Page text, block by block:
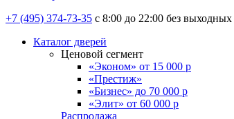
+7 (495) 374-73-35 с 8:00 до 22:00 без выходных
Каталог дверей
Ценовой сегмент
«Эконом» от 15 000 р
«Престиж»
«Бизнес» до 70 000 р
«Элит» от 60 000 р
Распродажа